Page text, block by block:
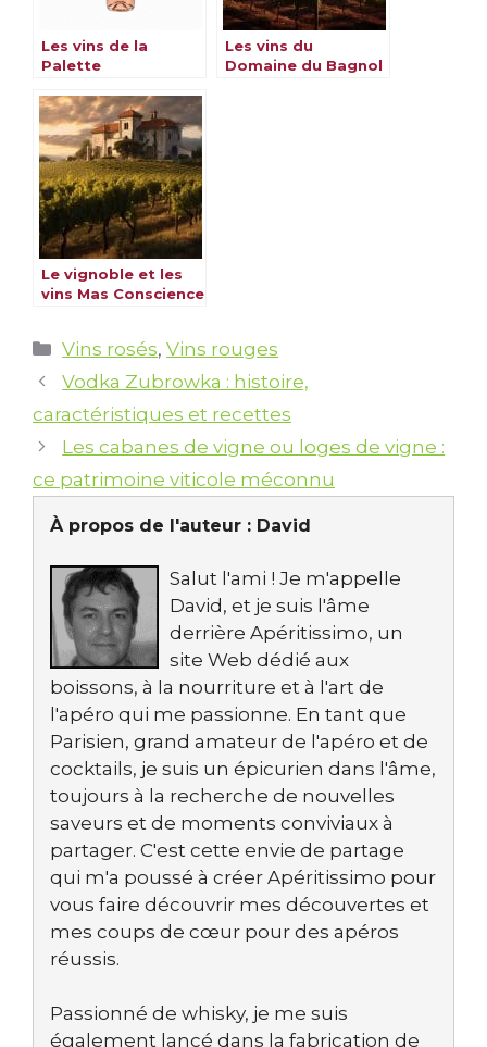
Les vins de la
Palette
Les vins du
Domaine du Bagnol
Le vignoble et les
vins Mas Conscience
Catégories
Vins rosés,Vins rouges
Vodka Zubrowka : histoire,
caractéristiques et recettes
Les cabanes de vigne ou loges de vigne :
ce patrimoine viticole méconnu
À propos de l'auteur : David
Salut l'ami ! Je m'appelle
David, et je suis l'âme
derrière Apéritissimo, un
site Web dédié aux
boissons, à la nourriture et à l'art de
l'apéro qui me passionne. En tant que
Parisien, grand amateur de l'apéro et de
cocktails, je suis un épicurien dans l'âme,
toujours à la recherche de nouvelles
saveurs et de moments conviviaux à
partager. C'est cette envie de partage
qui m'a poussé à créer Apéritissimo pour
vous faire découvrir mes découvertes et
mes coups de cœur pour des apéros
réussis.
Passionné de whisky, je me suis
également lancé dans la fabrication de